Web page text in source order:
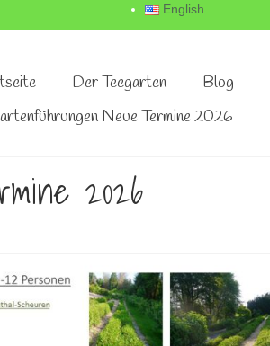
English
Der Teegarten Blog
Neue Termine 2026
2026